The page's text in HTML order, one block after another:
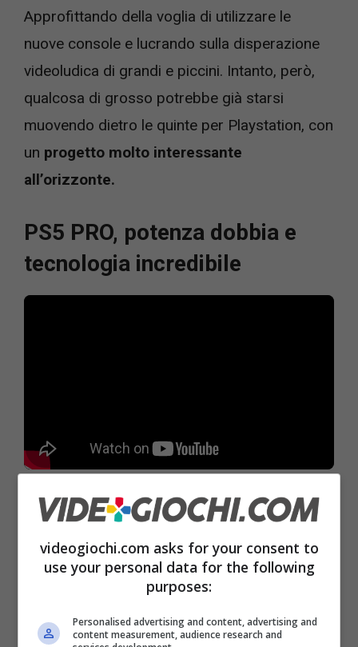
Approfittando della voglia di utilizzare le
nuove console e lucrando sulla disperazione
videoludica di grandi e piccini. Intanto, però,
qualcosa di grosso potrebbe già starsi
muovendo dietro le quinte per Playstation, con
un progetto molto interessante
all’orizzonte.
PS5 PRO, potenza dobbia e
tecnologia incredibile
Parliamo di quella che ormai è globalmente
mezzo tra una console old e una console
Lo è stata PS4 PRO
probabilità prestolo sarà anche PS5 PRO
Infatti
da qualche mese Sony ha depositato un
videogiochi.com asks for your consent to
use your personal data for the following
purposes:
Personalised advertising and content, advertising and
content measurement, audience research and